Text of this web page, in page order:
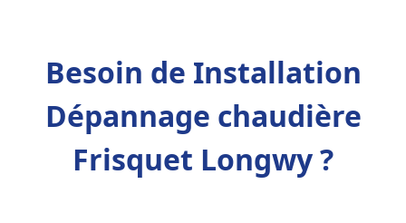
Besoin de Installation
Dépannage chaudière
Frisquet Longwy ?